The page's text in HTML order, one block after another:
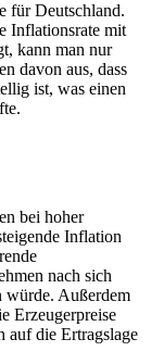
für Deutschland.
Inflationsrate mit
kann man nur
davon aus, dass
ist, was einen
bei hoher
Inflation
nach sich
würde. Außerdem
Erzeugerpreise
auf die Ertragslage